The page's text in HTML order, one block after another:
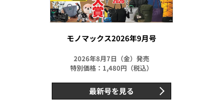
モノマックス2026年9月号
2026年8月7日（金）発売
特別価格：1,480円（税込）
最新号を見る